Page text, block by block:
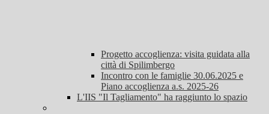
Progetto accoglienza: visita guidata alla
città di Spilimbergo
Incontro con le famiglie 30.06.2025 e
Piano accoglienza a.s. 2025-26
L'IIS "Il Tagliamento" ha raggiunto lo spazio